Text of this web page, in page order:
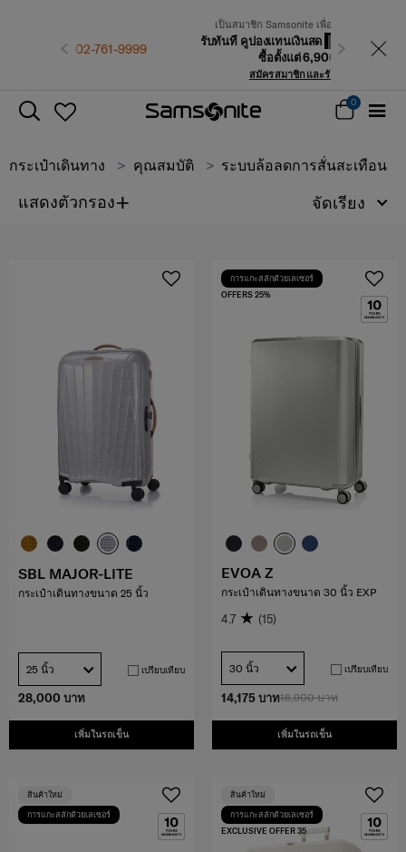
เป็นสมาชิก Samsonite เพื่อรับสิทธิพิเศษที่เหนือกว่า
รับทันที คูปองแทนเงินสด 500 บาท สำหรับคำสั่ง
ซื้อตั้งแต่ 6,900 บาทขึ้นไป
สมัครสมาชิกและรับสิทธิพิเศษเลย!
ก่อนหน้า ถัดไป
0
กระเป๋าเดินทาง คุณสมบัติ ระบบล้อลดการสั่นสะเทือน
แสดงตัวกรอง+ จัดเรียง
28,000 บาท
เพิ่มในรถเข็น
SBL MAJOR-LITE
กระเป๋าเดินทางขนาด 25 นิ้ว
25 นิ้ว เปรียบเทียบ
18,900 บาท
14,175 บาท
เพิ่มในรถเข็น
OFFERS 25%
การแกะสลักด้วยเลเซอร์
EVOA Z
กระเป๋าเดินทางขนาด 30 นิ้ว EXP
4.7 (15)
30 นิ้ว เปรียบเทียบ
การแกะสลักด้วยเลเซอร์
สินค้าใหม่
EXCLUSIVE OFFER 35
การแกะสลักด้วยเลเซอร์
สินค้าใหม่